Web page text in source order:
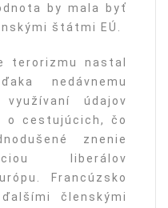
by mala byť
štátmi EÚ.
terorizmu nastal
nedávnemu
údajov
o cestujúcich, čo
znenie
liberálov
Francúzsko
členskými